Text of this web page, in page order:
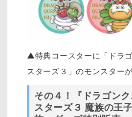
▲特典コースターに「ドラ
スターズ３」のモンスターが
その４！『ドラゴン
スターズ３ 魔族の王